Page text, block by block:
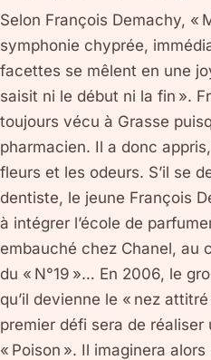
Selon François Demachy, «
symphonie chyprée,
facettes se mêlent en une
saisit ni le début ni la fin ».
toujours vécu à Grasse
pharmacien. Il a donc
fleurs et les odeurs. S’il se
dentiste, le jeune François
à intégrer l’école de
embauché chez Chanel, au
du « N°19 »… En 2006, le
qu’il devienne le « nez
premier défi sera de
« Poison ». Il imaginera